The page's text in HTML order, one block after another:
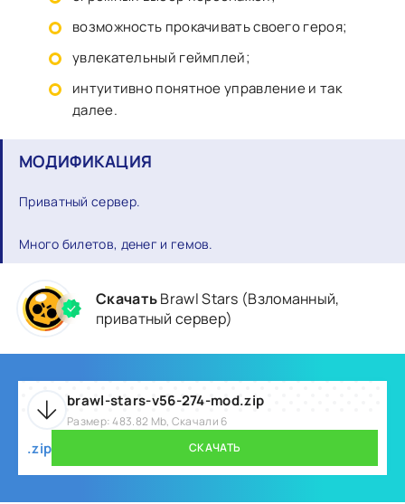
возможность прокачивать своего героя;
увлекательный геймплей;
интуитивно понятное управление и так
далее.
МОДИФИКАЦИЯ
Приватный сервер.
Много билетов, денег и гемов.
СкачатьBrawl Stars (Взломанный,
приватный сервер)
brawl-stars-v56-274-mod.zip
Размер: 483.82 Mb, Скачали 6
.zip СКАЧАТЬ